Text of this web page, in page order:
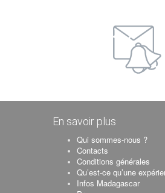
– Service pressing en sus
– Soins beauté, coiffure,
– Assistance voyage et
En savoir plus
Qui sommes-nous ?
Contacts
Conditions générales
Qu’est-ce qu’une
Infos Madagascar